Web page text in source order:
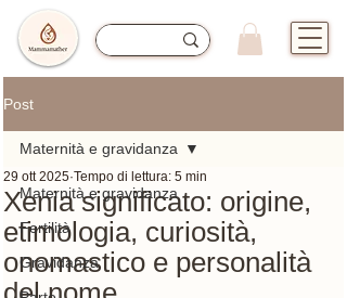
Post
Maternità e gravidanza
Fertilità
Gravidanza
Maternità e gravidanza
Xenia significato: origine,
etimologia, curiosità,
onomastico e personalità
29 ott 2025 Tempo di lettura: 5 min